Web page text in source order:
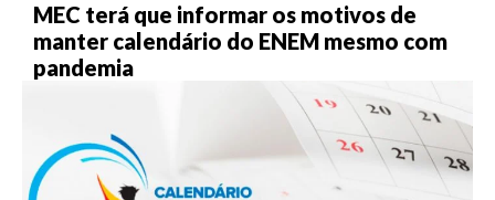
MEC terá que informar os motivos de
manter calendário do ENEM mesmo com
pandemia